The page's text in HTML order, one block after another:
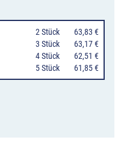
oder
1200
mm
Länge
2 Stück
63,83 €
3 Stück
63,17 €
4 Stück
62,51 €
5 Stück 61,85 €